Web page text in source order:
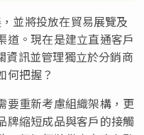
並將投放在貿易展覽及
道。現在是建立直通客戶
資訊並管理獨立於分銷商
何把握？
要重新考慮組織架構，更
牌縮短成品與客戶的接觸